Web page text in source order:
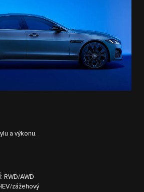
a výkonu.
: RWD/AWD
zážehový